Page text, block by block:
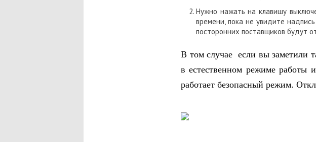
Нужно нажать на клавишу
времени, пока не увидите
посторонних поставщиков будут
В том случае если вы заметили
в естественном режиме работы
работает безопасный режим.